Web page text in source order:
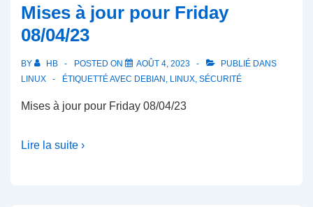
Mises à jour pour Friday
08/04/23
BY HB POSTED ON AOÛT 4, 2023
PUBLIÉ DANS
LINUX
ÉTIQUETTÉ AVEC DEBIAN , LINUX, SÉCURITÉ
Mises à jour pour Friday 08/04/23
Lire la suite ›